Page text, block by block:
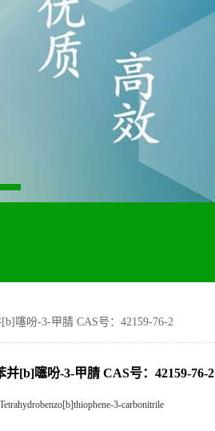
噻吩-3-甲腈 CAS号：42159-76-2
并[b]噻吩-3-甲腈 CAS号：42159-76-2
3-carbonitrile